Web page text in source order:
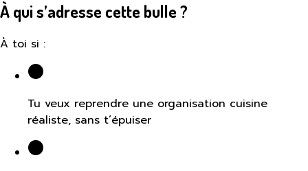
À qui s’adresse cette bulle ?
À toi si :
Tu veux reprendre une organisation cuisine
réaliste, sans t’épuiser